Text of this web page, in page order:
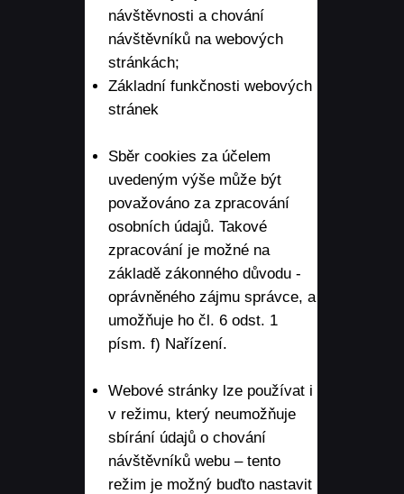
návštěvnosti a chování
návštěvníků na webových
stránkách;
Základní funkčnosti webových
stránek
Sběr cookies za účelem
uvedeným výše může být
považováno za zpracování
osobních údajů. Takové
zpracování je možné na
základě zákonného důvodu -
oprávněného zájmu správce, a
umožňuje ho čl. 6 odst. 1
písm. f) Nařízení.
Webové stránky lze používat i
v režimu, který neumožňuje
sbírání údajů o chování
návštěvníků webu – tento
režim je možný buďto nastavit